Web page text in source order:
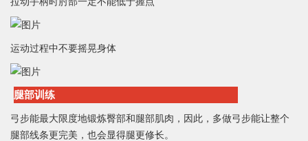
运动过程中不要摇晃身体
腿部训练
弓步能最大限度地锻炼臀部和腿部肌肉，因此，多做弓步能让整个
腿部线条更完美，也会显得腿更修长。